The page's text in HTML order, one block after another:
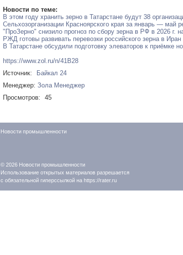
Новости по теме:
В этом году хранить зерно в Татарстане будут 38
Сельхозорганизации Красноярского края за январь — май
"ПроЗерно" снизило прогноз по сбору зерна в РФ в 2026 г.
РЖД готовы развивать перевозки российского зерна в Иран
В Татарстане обсудили подготовку элеваторов к приёмке
https://www.zol.ru/n/41B28
Источник:
Байкал 24
Менеджер: Зола Менеджер
Просмотров:
45
Новости промышленности
© 2026 Новости промышленности
Использование открытых материалов разрешается
с обязательной гиперссылкой на https://rater.ru